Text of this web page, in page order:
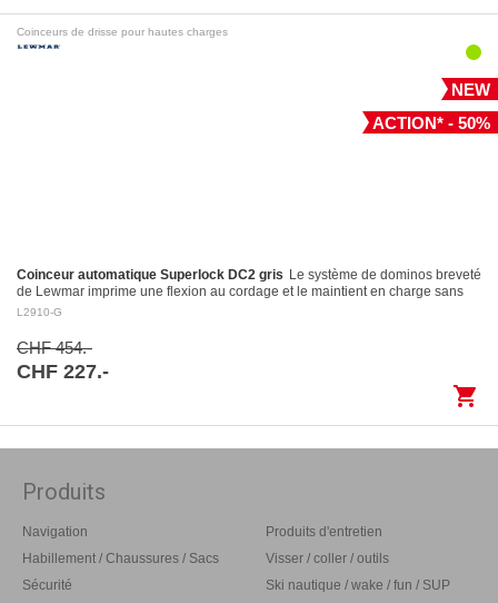
Coinceurs de drisse pour hautes charges
NEW
ACTION* - 50%
Coinceur automatique Superlock DC2 gris Le système de dominos breveté
de Lewmar imprime une flexion au cordage et le maintient en charge sans
l’endommager Largage contrôlé: le levier…
L2910-G
CHF 454.-
CHF 227.-
shopping_cart
Produits
Navigation
Habillement / Chaussures / Sacs
Sécurité
Produits d'entretien
Visser / coller / outils
Ski nautique / wake / fun / SUP